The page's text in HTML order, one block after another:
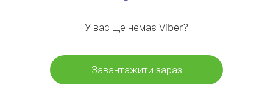
У вас ще немає Viber?
Завантажити зараз